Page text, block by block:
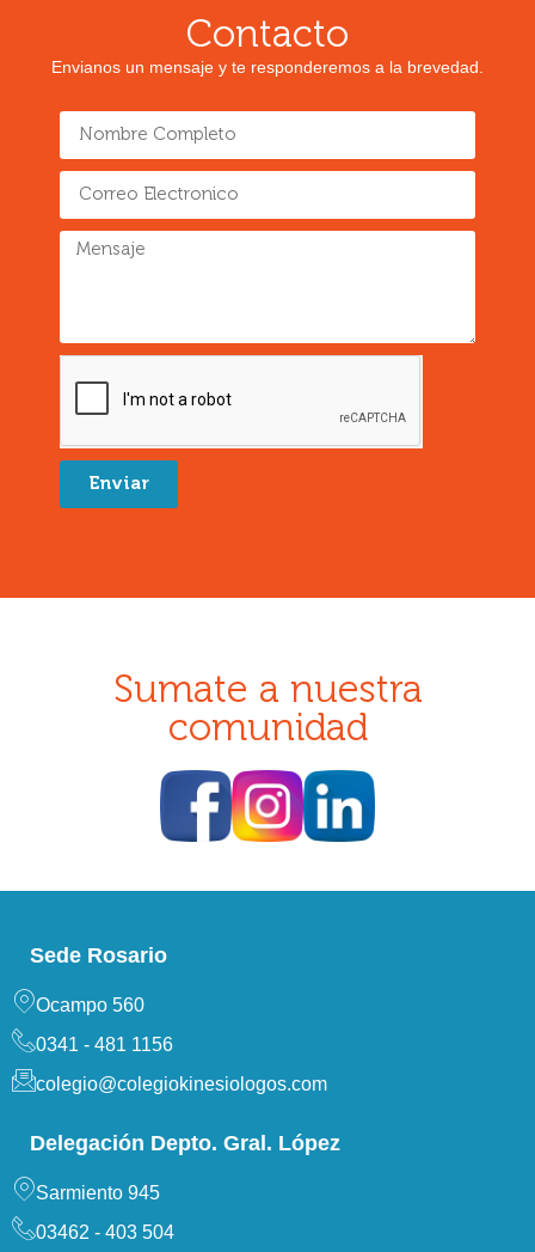
Contacto
Envianos un mensaje y te responderemos a la brevedad.
Enviar
Sumate a nuestra
comunidad
Sede Rosario
Ocampo 560
0341 - 481 1156
colegio@colegiokinesiologos.com
Delegación Depto. Gral. López
Sarmiento 945
03462 - 403 504